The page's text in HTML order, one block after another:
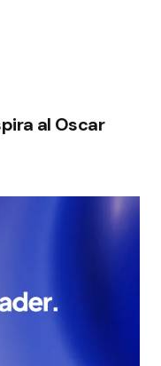
al Oscar